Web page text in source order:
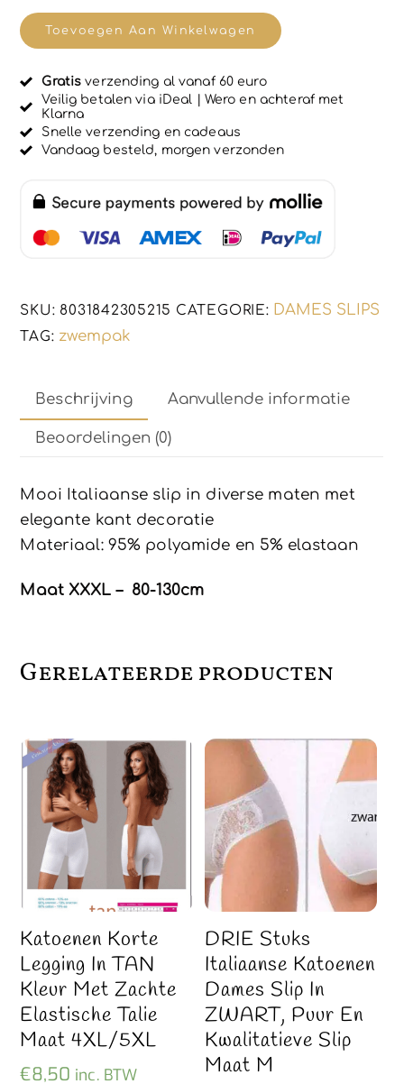
r
d
0
i
t
5
Elegante
met
decoratie
XXXL
-
aantal
Toevoegen Aan Winkelwagen
Gratis verzending al vanaf 60 euro
Veilig betalen via iDeal | Wero en achteraf met
Klarna
Snelle verzending en cadeaus
Vandaag besteld, morgen verzonden
SKU: 8031842305215 CATEGORIE: DAMES SLIPS
TAG: zwempak
Beschrijving Aanvullende informatie
Beoordelingen (0)
Mooi Italiaanse slip in diverse maten met
elegante kant decoratie
Materiaal: 95% polyamide en 5% elastaan
Maat XXXL – 80-130cm
Gerelateerde producten
Katoenen Korte
Legging In TAN
Kleur Met Zachte
Elastische Talie
Maat 4XL/5XL
€8,50 inc. BTW
DRIE Stuks
Italiaanse Katoenen
Dames Slip In
ZWART, Puur En
Kwalitatieve Slip
Maat M